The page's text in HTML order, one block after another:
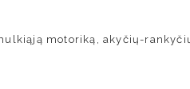
motoriką, akyčių-